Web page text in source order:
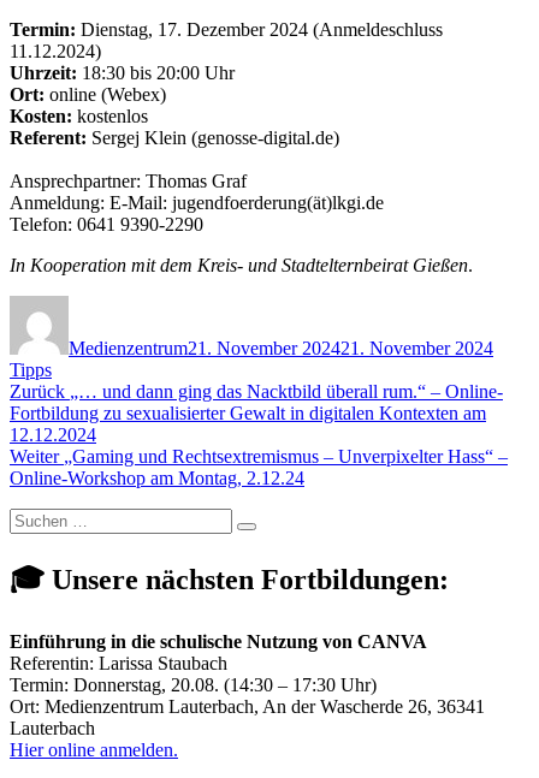
Termin: Dienstag, 17. Dezember 2024 (Anmeldeschluss
11.12.2024)
Uhrzeit: 18:30 bis 20:00 Uhr
Ort: online (Webex)
Kosten: kostenlos
Referent: Sergej Klein (genosse-digital.de)
Ansprechpartner: Thomas Graf
Anmeldung: E-Mail: jugendfoerderung(ät)lkgi.de
Telefon: 0641 9390-2290
In Kooperation mit dem Kreis- und Stadtelternbeirat Gießen.
Medienzentrum21. November 202421. November 2024
Tipps
Beitragsnavigation
Zurück
Vorheriger
Beitrag:
„… und dann ging das Nacktbild überall rum.“ – Online-
Fortbildung zu sexualisierter Gewalt in digitalen Kontexten am
12.12.2024
Weiter
Nächster
Beitrag:
„Gaming und Rechtsextremismus – Unverpixelter Hass“ –
Online-Workshop am Montag, 2.12.24
Suchen
nach:
Suchen
🎓 Unsere nächsten Fortbildungen:
Einführung in die schulische Nutzung von CANVA
Referentin: Larissa Staubach
Termin: Donnerstag, 20.08. (14:30 – 17:30 Uhr)
Ort: Medienzentrum Lauterbach, An der Wascherde 26, 36341
Lauterbach
Hier online anmelden.